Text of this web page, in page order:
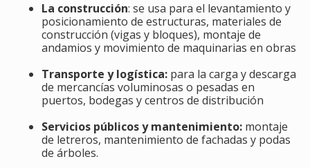
La construcción: se usa para el levantamiento y
posicionamiento de estructuras, materiales de
construcción (vigas y bloques), montaje de
andamios y movimiento de maquinarias en obras
Transporte y logística: para la carga y descarga
de mercancías voluminosas o pesadas en
puertos, bodegas y centros de distribución
Servicios públicos y mantenimiento: montaje
de letreros, mantenimiento de fachadas y podas
de árboles.